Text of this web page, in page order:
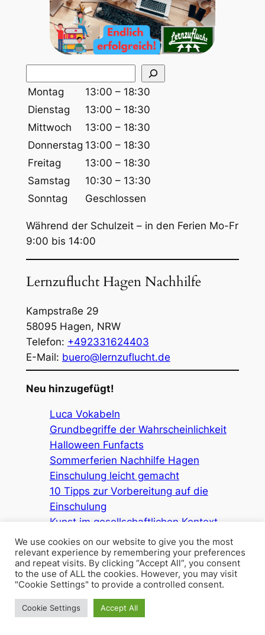
u
c
e
n
Montag
13:00 – 18:30
Dienstag
13:00 – 18:30
Mittwoch
13:00 – 18:30
Donnerstag 13:00 – 18:30
Freitag
13:00 – 18:30
Samstag
10:30 – 13:30
Sonntag
Geschlossen
Während der Schulzeit – in den Ferien Mo-Fr
9:00 bis 14:00
Lernzuflucht Hagen Nachhilfe
Kampstraße 29
58095Hagen, NRW
Telefon: +492331624403
E-Mail: buero@lernzuflucht.de
Neu hinzugefügt!
Luca Vokabeln
Grundbegriffe der Wahrscheinlichkeit
Halloween Funfacts
Sommerferien Nachhilfe Hagen
Einschulung leicht gemacht
10 Tipps zur Vorbereitung auf die
Einschulung
Kunst im gesellschaftlichen Kontext
Kunst Vergleichende Werkbetrachtung
Kunst Kunsttheorie und Ästhetik
Unsere spannenden Artikel
Abitur(59)
We use cookies on our website to give you the most
relevant experience by remembering your preferences
and repeat visits. By clicking “Accept All”, you consent
to the use of ALL the cookies. However, you may visit
"Cookie Settings" to provide a controlled consent.
Cookie Settings Accept All